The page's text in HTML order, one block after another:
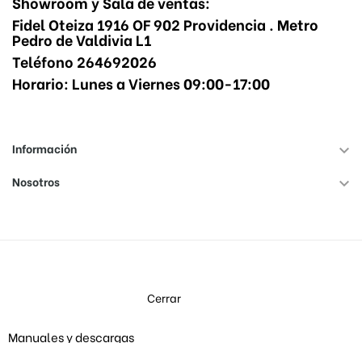
Fidel Oteiza 1916 OF 902 Providencia . Metro
Pedro de Valdivia L1
Teléfono 264692026
Horario: Lunes a Viernes 09:00-17:00
Información 
Nosotros 
Cerrar
Manuales y descargas